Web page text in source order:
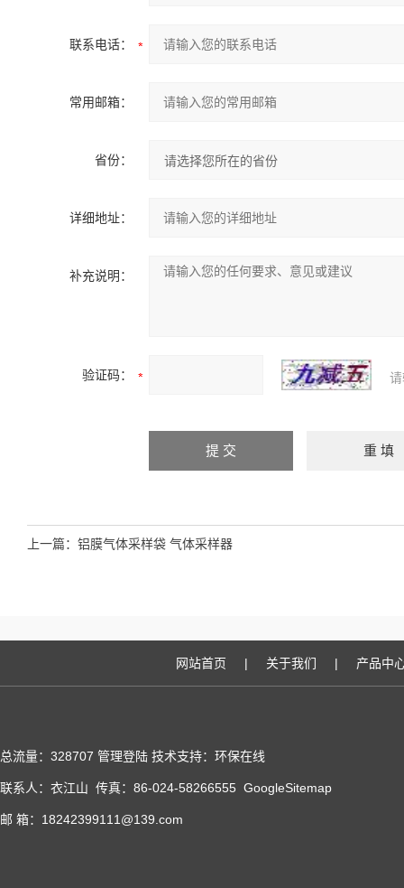
联系电话：
常用邮箱：
省份：
详细地址：
补充说明：
验证码：
上一篇： 铝膜气体采样袋 气体采样器
网站首页 | 关于我们 | 产品中
总流量：328707 管理登陆 技术支持： 环保在线
联系人：衣江山 传真：86-024-58266555 GoogleSitemap
邮 箱：18242399111@139.com